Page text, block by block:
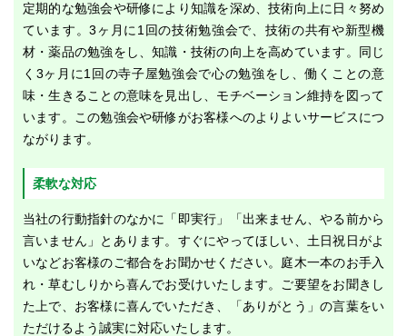
定期的な勉強会や研修により知識を深め、技術向上に日々努め
ています。3ヶ月に1回の技術勉強会で、技術の共有や新型機
材・薬品の勉強をし、知識・技術の向上を高めています。同じ
く3ヶ月に1回の寺子屋勉強会で心の勉強をし、働くことの意
味・生きることの意味を見出し、モチベーション維持を図って
います。この勉強会や研修がお客様へのよりよいサービスにつ
ながります。
柔軟な対応
当社の行動指針のなかに「即実行」「出来ません、やる前から
言いません」とあります。すぐにやってほしい、土日祝日がよ
いなどお客様のご都合をお聞かせください。庭木一本のお手入
れ・草むしりから喜んでお受けいたします。ご要望をお聞きし
た上で、お客様に喜んでいただき、「ありがとう」の言葉をい
ただけるよう誠実に対応いたします。